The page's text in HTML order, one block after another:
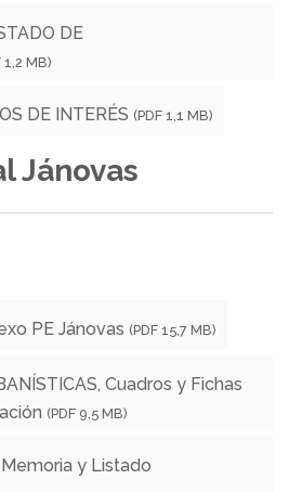
DE
1,2 MB)
DE INTERÉS (PDF 1,1 MB)
Jánovas
PE Jánovas (PDF 15,7 MB)
Cuadros y Fichas
(PDF 9,5 MB)
y Listado